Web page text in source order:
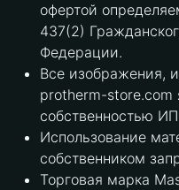
офертой
437(2)
Федерации.
Все изображения,
protherm-store.com
собственностью
Использование
собственником
Торговая марка